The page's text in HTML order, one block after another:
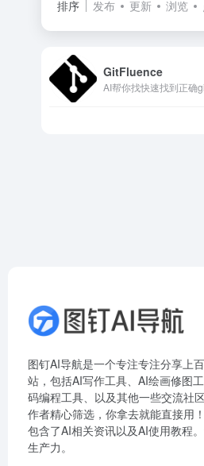
排序 发布 更新 浏览
GitFluence
AI帮你找快速找到正确
图钉AI导航是一个专注专注分享上
站，包括AI写作工具、AI绘画修图
码编程工具、以及其他一些交流社
作者精心筛选，你拿去就能直接用
包含了AI相关资讯以及AI使用教程
生产力。